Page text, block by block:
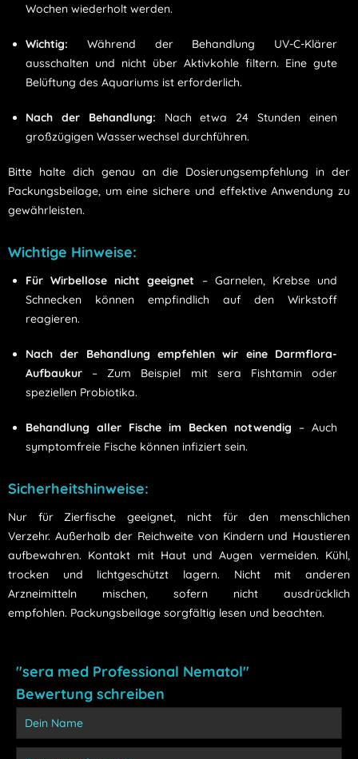
Wochen wiederholt werden.
Wichtig: Während der Behandlung UV-C-Klärer
ausschalten und nicht über Aktivkohle filtern. Eine gute
Belüftung des Aquariums ist erforderlich.
Nach der Behandlung: Nach etwa 24 Stunden einen
großzügigen Wasserwechsel durchführen.
Bitte halte dich genau an die Dosierungsempfehlung in der
Packungsbeilage, um eine sichere und effektive Anwendung zu
gewährleisten.
Wichtige Hinweise:
Für Wirbellose nicht geeignet – Garnelen, Krebse und
Schnecken können empfindlich auf den Wirkstoff
reagieren.
Nach der Behandlung empfehlen wir eine Darmflora-
Aufbaukur – Zum Beispiel mit sera Fishtamin oder
speziellen Probiotika.
Behandlung aller Fische im Becken notwendig – Auch
symptomfreie Fische können infiziert sein.
Sicherheitshinweise:
Nur für Zierfische geeignet, nicht für den menschlichen
Verzehr. Außerhalb der Reichweite von Kindern und Haustieren
aufbewahren. Kontakt mit Haut und Augen vermeiden. Kühl,
trocken und lichtgeschützt lagern. Nicht mit anderen
Arzneimitteln mischen, sofern nicht ausdrücklich
empfohlen. Packungsbeilage sorgfältig lesen und beachten.
"sera med Professional Nematol"
Bewertung schreiben